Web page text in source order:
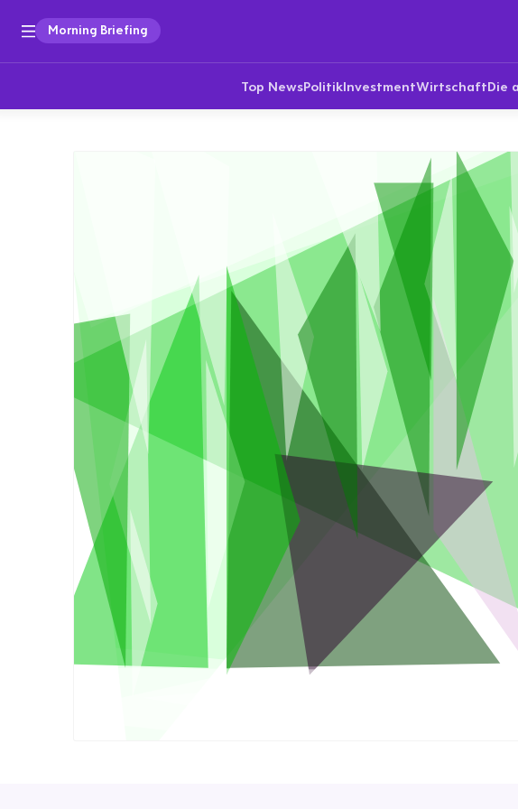
Morning Briefing
Top NewsPolitikInvestmentWirtschaftDie